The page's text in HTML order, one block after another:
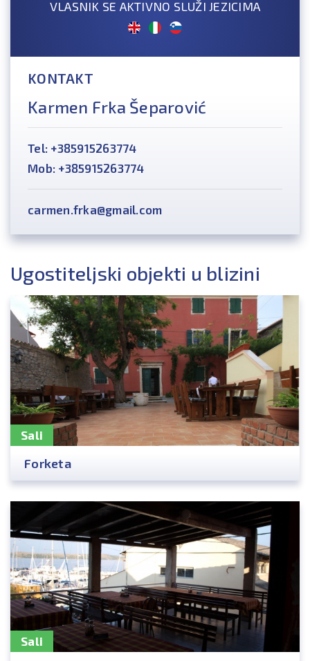
VLASNIK SE AKTIVNO SLUŽI JEZICIMA
KONTAKT
Karmen Frka Šeparović
Tel: +385915263774
Mob: +385915263774
carmen.frka@gmail.com
Ugostiteljski objekti u blizini
Sali
Forketa
Sali